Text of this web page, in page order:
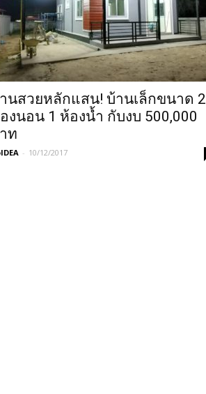
นสวยหลักแสน! บ้านเล็กขนาด 2
งนอน 1 ห้องน้ำ กับงบ 500,000
ท
- 10/12/2017